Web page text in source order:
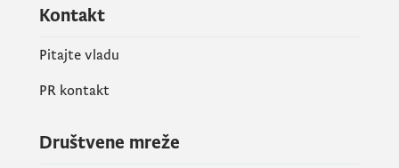
Kontakt
Pitajte vladu
PR kontakt
Društvene mreže